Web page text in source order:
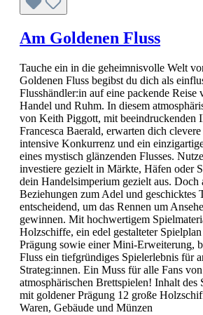
Am Goldenen Fluss
Tauche ein in die geheimnisvolle Welt
Goldenen Fluss begibst du dich als
Flusshändler:in auf eine packende Reise
Handel und Ruhm. In diesem
von Keith Piggott, mit beeindruckenden
Francesca Baerald, erwarten dich
intensive Konkurrenz und ein
eines mystisch glänzenden Flusses.
investiere gezielt in Märkte, Häfen oder
dein Handelsimperium gezielt aus. Doch
Beziehungen zum Adel und geschicktes
entscheidend, um das Rennen um
gewinnen. Mit hochwertigem
Holzschiffe, ein edel gestalteter
Prägung sowie einer Mini-Erweiterung,
Fluss ein tiefgründiges Spielerlebnis für
Strateg:innen. Ein Muss für alle Fans
atmosphärischen Brettspielen! Inhalt
mit goldener Prägung 12 große
Waren, Gebäude und Münzen